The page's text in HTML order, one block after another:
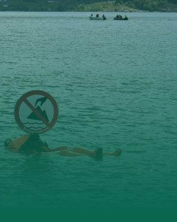
For presse Ledige stillinger
English